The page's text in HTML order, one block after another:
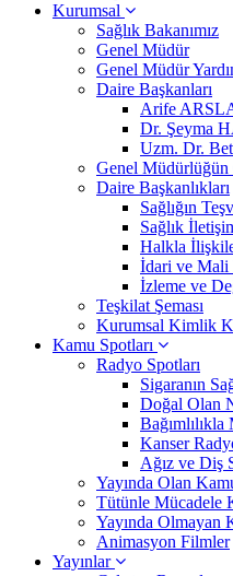
Kurumsal
Sağlık Bakanımız
Genel Müdür
Genel Müdür
Daire Başkanları
Arife
Dr. Şeyma
Uzm. Dr.
Genel Müdürlüğün
Daire Başkanlıkları
Sağlığın
Sağlık
Halkla
İdari ve Mali
İzleme ve
Teşkilat Şeması
Kurumsal Kimlik
Kamu Spotları
Radyo Spotları
Sigaranın
Doğal Olan
Kanser
Ağız ve Diş
Yayında Olan
Tütünle Mücadele
Yayında Olmayan
Animasyon Filmler
Yayınlar